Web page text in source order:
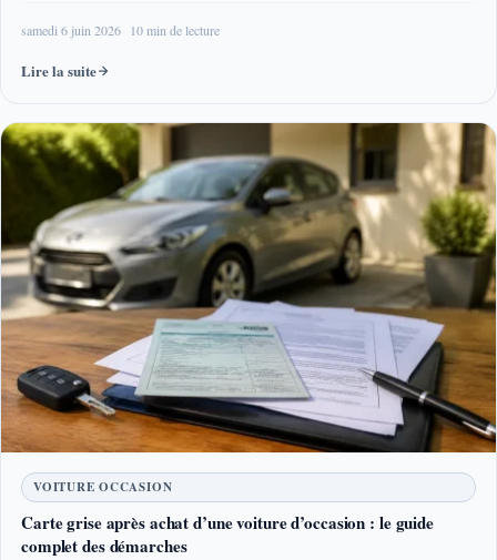
samedi 6 juin 2026 10 min de lecture
Lire la suite
VOITURE OCCASION
Carte grise après achat d’une voiture d’occasion : le guide
complet des démarches